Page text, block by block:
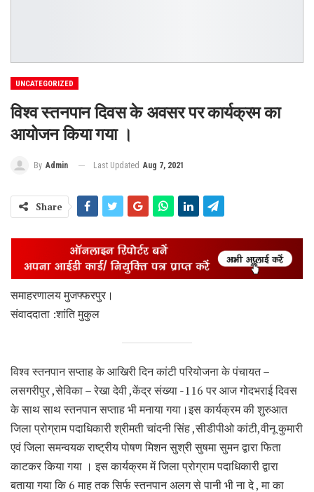
UNCATEGORIZED
विश्व स्तनपान दिवस के अवसर पर कार्यक्रम का
आयोजन किया गया ।
By Admin Last Updated Aug 7, 2021
Share
समाहरणालय मुजफ्फरपुर।
संवाददाता :शांति मुकुल
विश्व स्तनपान सप्ताह के आखिरी दिन कांटी परियोजना के पंचायत –
लसगरीपुर ,सेविका – रेखा देवी ,केंद्र संख्या -116 पर आज गोदभराई दिवस
के साथ साथ स्तनपान सप्ताह भी मनाया गया।इस कार्यक्रम की शुरुआत
जिला प्रोग्राम पदाधिकारी श्रीमती चांदनी सिंह ,सीडीपीओ कांटी,वीनू कुमारी
एवं जिला समन्वयक राष्ट्रीय पोषण मिशन सुश्री सुषमा सुमन द्वारा फिता
काटकर किया गया । इस कार्यक्रम में जिला प्रोग्राम पदाधिकारी द्वारा
बताया गया कि 6 माह तक सिर्फ स्तनपान अलग से पानी भी ना दे , मा का